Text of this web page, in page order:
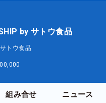
by サトウ食品
トウ食品
組み合せ ニュース